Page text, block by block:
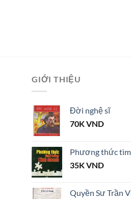
GIỚI THIỆU
Đời nghệ sĩ
70KVND
Phương thức
35KVND
Quyền Sư Trần